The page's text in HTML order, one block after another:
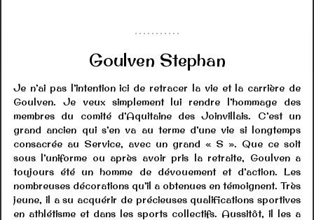
Goulven Stephan
Je n’ai pas l’intention ici de retracer la vie et la carrière de
Goulven. Je veux simplement lui rendre l’hommage des
membres du comité d’Aquitaine des Joinvillais. C’est un
grand ancien qui s’en va au terme d’une vie si longtemps
consacrée au Service, avec un grand « S ». Que ce soit
sous l’uniforme ou après avoir pris la retraite, Goulven a
toujours été un homme de dévouement et d’action. Les
nombreuses décorations qu’il a obtenues en témoignent. Très
jeune, il a su acquérir de précieuses qualifications sportives
en athlétisme et dans les sports collectifs. Aussitôt, il les a